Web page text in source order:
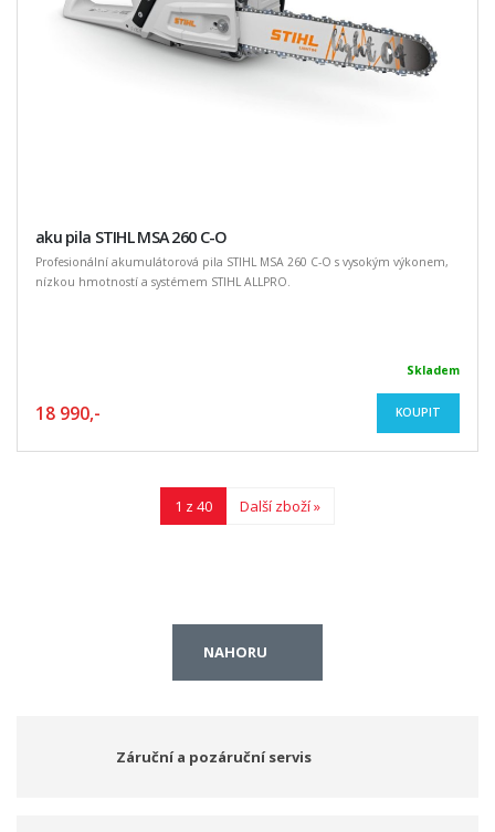
aku pila STIHL MSA 260 C-O
Profesionální akumulátorová pila STIHL MSA 260 C-O s vysokým výkonem,
nízkou hmotností a systémem STIHL ALLPRO.
Skladem
18 990,- KOUPIT
1 z 40 Další zboží »
NAHORU
Záruční a pozáruční servis